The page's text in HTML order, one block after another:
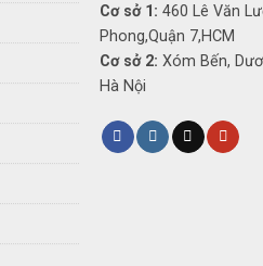
Cơ sở 1: 460 Lê Văn
Phong,Quận 7,HCM
Cơ sở 2: Xóm Bến,
Hà Nội